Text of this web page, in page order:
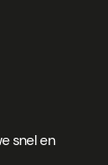
snel en